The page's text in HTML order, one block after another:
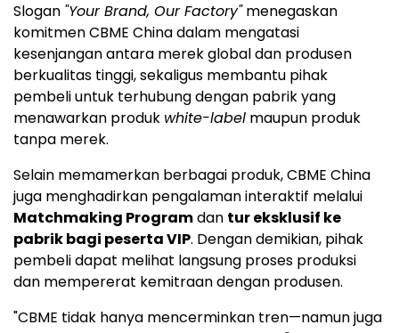
Slogan "Your Brand, Our Factory"menegaskan
komitmen CBME China dalam mengatasi
kesenjangan antara merek global dan produsen
berkualitas tinggi, sekaligus membantu pihak
pembeli untuk terhubung dengan pabrik yang
menawarkan produk white-label maupun produk
tanpa merek.
Selain memamerkan berbagai produk, CBME China
juga menghadirkan pengalaman interaktif melalui
Matchmaking Programdan tur eksklusif ke
pabrik bagi peserta VIP. Dengan demikian, pihak
pembeli dapat melihat langsung proses produksi
dan mempererat kemitraan dengan produsen.
"CBME tidak hanya mencerminkan tren—namun juga